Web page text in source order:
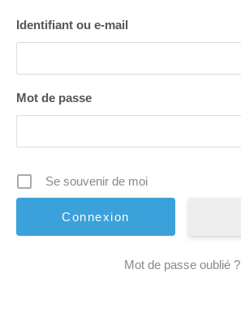
Identifiant ou e-mail
Mot de passe
Se souvenir de moi
Mot de passe oublié ?